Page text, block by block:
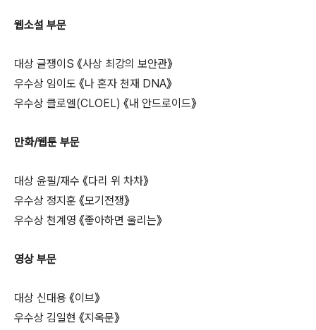
웹소설 부문
대상 글쟁이S 《사상 최강의 보안관》
우수상 임이도 《나 혼자 천재 DNA》
우수상 클로엘(CLOEL) 《내 안드로이드》
만화/웹툰 부문
대상 윤필/재수 《다리 위 차차》
우수상 정지훈 《모기전쟁》
우수상 천계영 《좋아하면 울리는》
영상 부문
대상 신대용 《이브》
우수상 김일현 《지옥문》